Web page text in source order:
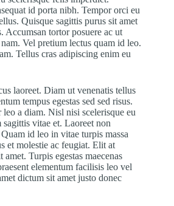
id porta nibh. Tempor orci eu
Quisque sagittis purus sit amet
Accumsan tortor posuere ac ut
Vel pretium lectus quam id leo.
Tellus cras adipiscing enim eu
laoreet. Diam ut venenatis tellus
tempus egestas sed sed risus.
a diam. Nisl nisi scelerisque eu
vitae et. Laoreet non
id leo in vitae turpis massa
et molestie ac feugiat. Elit at
Turpis egestas maecenas
elementum facilisis leo vel
dictum sit amet justo donec